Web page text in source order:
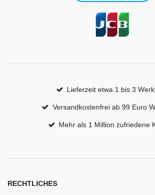
Lieferzeit etwa 1 bis 3
Versandkostenfrei ab 99 Euro
Mehr als 1 Million zufriedene
RECHTLICHES